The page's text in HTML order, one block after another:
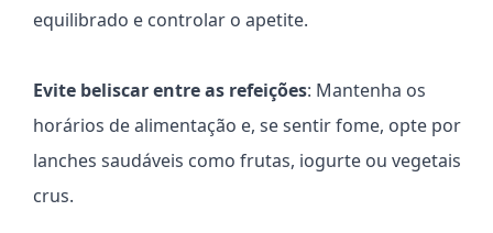
equilibrado e controlar o apetite.
Evite beliscar entre as refeições: Mantenha os
horários de alimentação e, se sentir fome, opte por
lanches saudáveis como frutas, iogurte ou vegetais
crus.